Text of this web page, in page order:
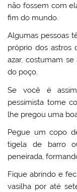
não fossem com
fim do mundo.
Algumas pessoas
próprio dos astros
azar, costumam
do poço.
Se você é
pessimista tome
lhe pregou uma
Pegue um copo
tigela de barro
peneirada,
Fique abrindo e
vasilha por até